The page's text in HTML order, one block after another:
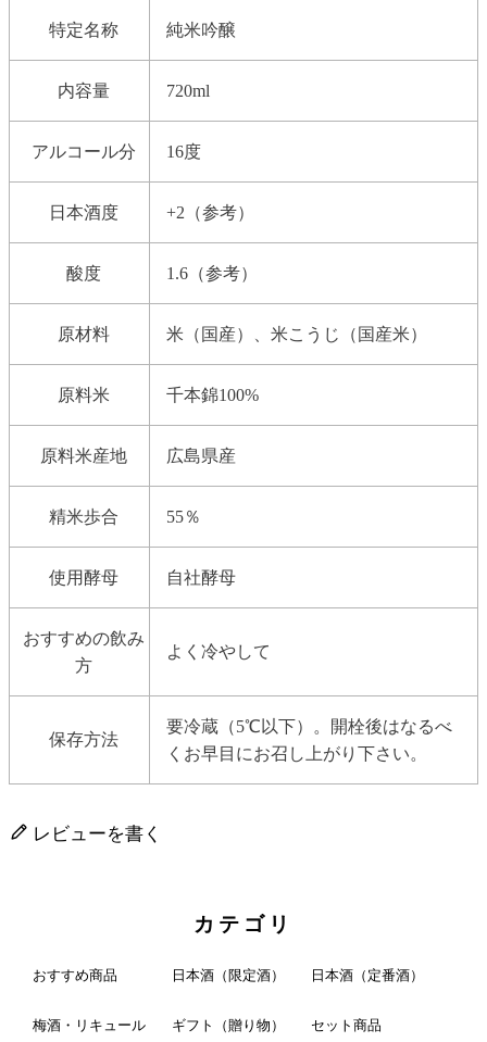
特定名称 純米吟醸
内容量 720ml
アルコール分 16度
日本酒度 +2（参考）
酸度 1.6（参考）
原材料 米（国産）、米こうじ（国産米）
原料米 千本錦100%
原料米産地 広島県産
精米歩合 55％
使用酵母 自社酵母
おすすめの飲み
方
よく冷やして
保存方法
要冷蔵（5℃以下）。開栓後はなるべ
くお早目にお召し上がり下さい。
レビューを書く
カテゴリ
おすすめ商品 日本酒（限定酒） 日本酒（定番酒）
梅酒・リキュール ギフト（贈り物） セット商品